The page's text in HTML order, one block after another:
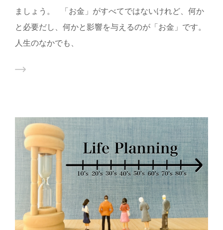
ましょう。 「お金」がすべてではないけれど、何か
と必要だし、何かと影響を与えるのが「お金」です。
人生のなかでも、